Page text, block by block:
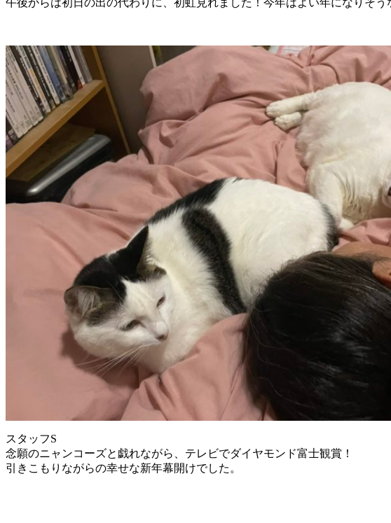
午後からは初日の出の代わりに、初虹見れました！今年はよい年になりそう
スタッフS
念願のニャンコーズと戯れながら、テレビでダイヤモンド富士観賞！
引きこもりながらの幸せな新年幕開けでした。